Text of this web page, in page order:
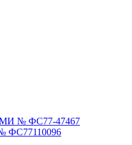
СМИ № ФС77-47467
ФС77110096